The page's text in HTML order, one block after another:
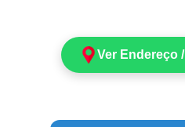
Ver Endereço